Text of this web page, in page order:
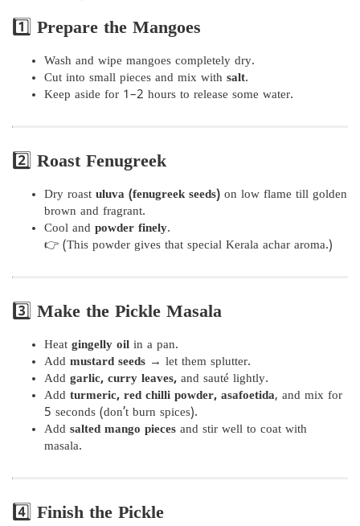
1️⃣ Prepare the Mangoes
Wash and wipe mangoes completely dry.
Cut into small pieces and mix with salt.
Keep aside for 1–2 hours to release some water.
2️⃣ Roast Fenugreek
Dry roast uluva (fenugreek seeds) on low flame till golden
brown and fragrant.
Cool and powder finely.
👉 (This powder gives that special Kerala achar aroma.)
3️⃣ Make the Pickle Masala
Heat gingelly oil in a pan.
Add mustard seeds → let them splutter.
Add garlic, curry leaves, and sauté lightly.
Add turmeric, red chilli powder, asafoetida, and mix for
5 seconds (don’t burn spices).
Add salted mango pieces and stir well to coat with
masala.
4️⃣ Finish the Pickle